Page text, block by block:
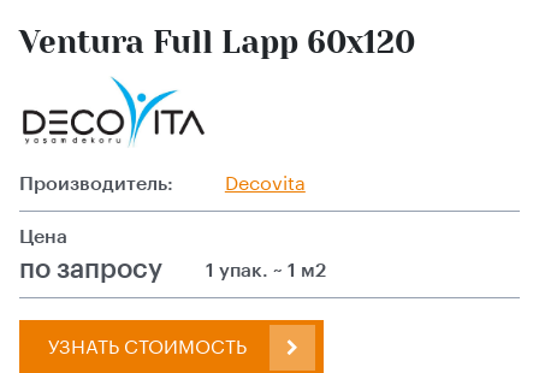
Ventura Full Lapp 60х120
Производитель: Decovita
Цена
по запросу 1 упак. ~ 1 м2
УЗНАТЬ СТОИМОСТЬ